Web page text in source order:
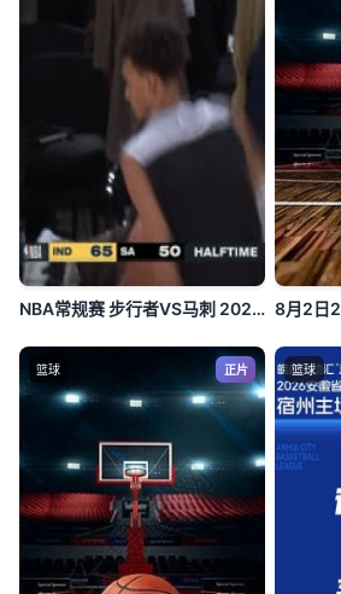
NBA常规赛 步行者VS马刺 20250126
篮球 正片 篮球